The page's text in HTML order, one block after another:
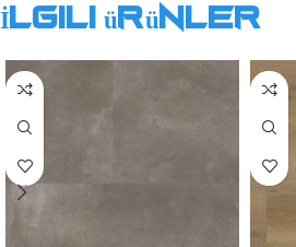
İlgili ürünler